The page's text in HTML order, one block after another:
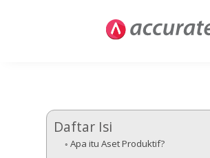
Daftar Isi
Apa itu Aset Produktif?